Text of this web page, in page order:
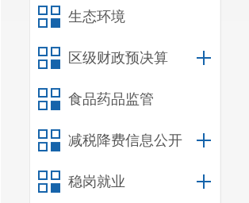
生态环境
区级财政预决算
食品药品监管
减税降费信息公开
稳岗就业